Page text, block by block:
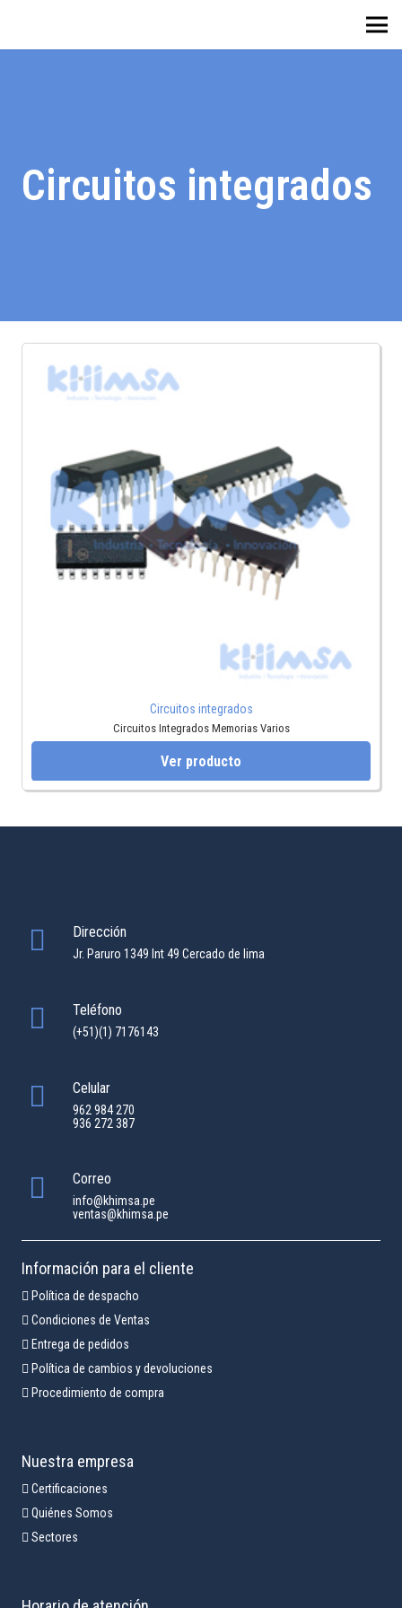
Circuitos integrados
Circuitos integrados
Circuitos Integrados Memorias Varios
Ver producto
Dirección
Jr. Paruro 1349 Int 49 Cercado de lima
Teléfono
(+51)(1) 7176143
Celular
962 984 270
936 272 387
Correo
info@khimsa.pe
ventas@khimsa.pe
Información para el cliente
Política de despacho
Condiciones de Ventas
Entrega de pedidos
Política de cambios y devoluciones
Procedimiento de compra
Nuestra empresa
Certificaciones
Quiénes Somos
Sectores